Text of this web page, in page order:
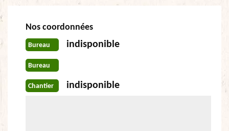
Nos coordonnées
Bureau indisponible
Bureau
Chantier indisponible